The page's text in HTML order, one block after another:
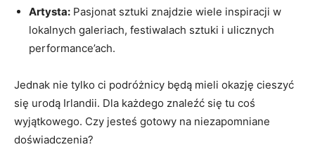
Artysta: Pasjonat sztuki znajdzie wiele inspiracji w
lokalnych galeriach, ⁢festiwalach⁤ sztuki⁣ i ulicznych
‌performance’ach.
Jednak nie tylko ci podróżnicy‍ będą mieli okazję ​cieszyć
się urodą Irlandii. Dla każdego znaleźć się ⁤tu coś
wyjątkowego. Czy jesteś gotowy na niezapomniane
doświadczenia?